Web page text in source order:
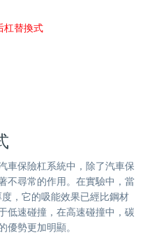
車保險杠系統中，除了汽車保
不尋常的作用。在實驗中，當
，它的吸能效果已經比鋼材
低速碰撞，在高速碰撞中，碳
勢更加明顯。